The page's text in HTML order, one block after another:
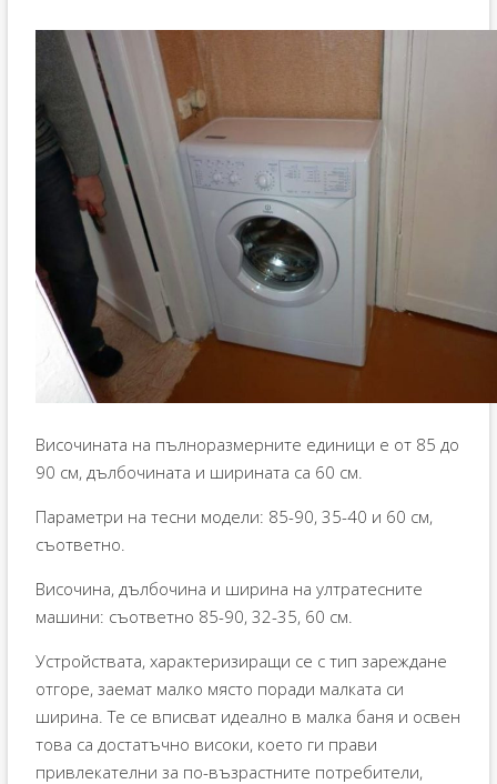
Височината на пълноразмерните единици е от 85 до
90 см, дълбочината и ширината са 60 см.
Параметри на тесни модели: 85-90, 35-40 и 60 см,
съответно.
Височина, дълбочина и ширина на ултратесните
машини: съответно 85-90, 32-35, 60 см.
Устройствата, характеризиращи се с тип зареждане
отгоре, заемат малко място поради малката си
ширина. Те се вписват идеално в малка баня и освен
това са достатъчно високи, което ги прави
привлекателни за по-възрастните потребители,